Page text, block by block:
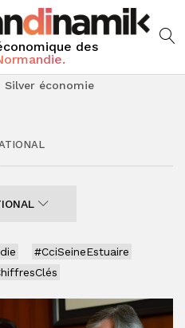
des
Silver économie
#CciSeineEstuaire